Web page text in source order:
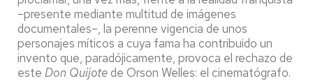
–presente mediante multitud de imágenes
documentales–, la perenne vigencia de unos
personajes míticos a cuya fama ha contribuido un
invento que, paradójicamente, provoca el rechazo de
este Don Quijotede Orson Welles: el cinematógrafo.